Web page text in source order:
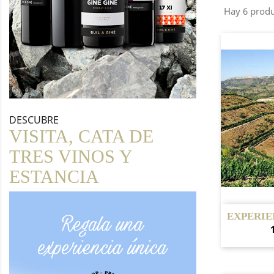
Hay 6

DESCUBRE
VISITA, CATA DE
TRES VINOS Y
ESTANCIA